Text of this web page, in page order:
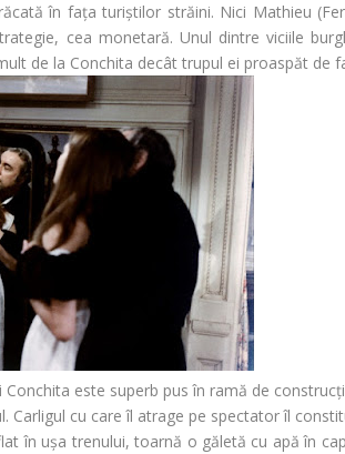
în fața turiștilor străini. Nici Mathieu (
cea monetară. Unul dintre viciile
de la Conchita decât trupul ei proaspăt de
este superb pus în ramă de
Carligul cu care îl atrage pe spectator îl
în ușa trenului, toarnă o găletă cu apă în